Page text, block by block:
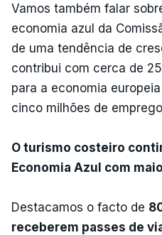
Vamos também falar
economia azul da
de uma tendência de
contribui com cerca de
para a economia
cinco milhões de
O turismo costeiro
Economia Azul com
Destacamos o facto de
receberem passes de